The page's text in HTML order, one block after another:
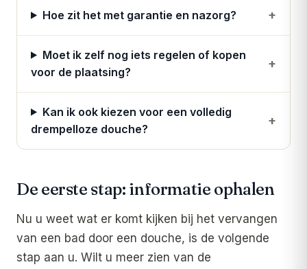
Hoe zit het met garantie en nazorg? +
Moet ik zelf nog iets regelen of kopen
voor de plaatsing?
+
Kan ik ook kiezen voor een volledig
drempelloze douche?
+
De eerste stap: informatie ophalen
Nu u weet wat er komt kijken bij het vervangen
van een bad door een douche, is de volgende
stap aan u. Wilt u meer zien van de